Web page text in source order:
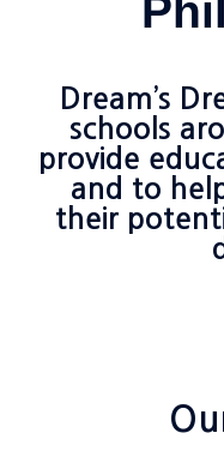
Dream’s
schools
provide
and to
their